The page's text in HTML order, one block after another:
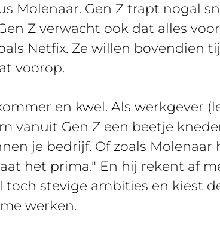
Molenaar. Gen Z trapt nogal
Z verwacht ook dat alles voor
Netfix. Ze willen bovendien
voorop.
en kwel. Als werkgever
vanuit Gen Z een beetje
je bedrijf. Of zoals Molenaar
het prima." En hij rekent af
stevige ambities en kiest
werken.